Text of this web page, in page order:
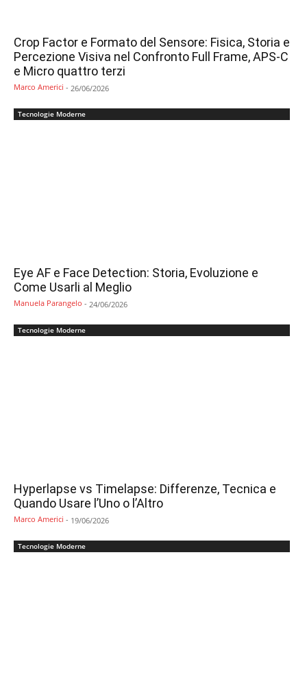
Crop Factor e Formato del Sensore: Fisica, Storia e
Percezione Visiva nel Confronto Full Frame, APS-C
e Micro quattro terzi
Marco Americi - 26/06/2026
Tecnologie Moderne
Eye AF e Face Detection: Storia, Evoluzione e
Come Usarli al Meglio
Manuela Parangelo - 24/06/2026
Tecnologie Moderne
Hyperlapse vs Timelapse: Differenze, Tecnica e
Quando Usare l’Uno o l’Altro
Marco Americi - 19/06/2026
Tecnologie Moderne